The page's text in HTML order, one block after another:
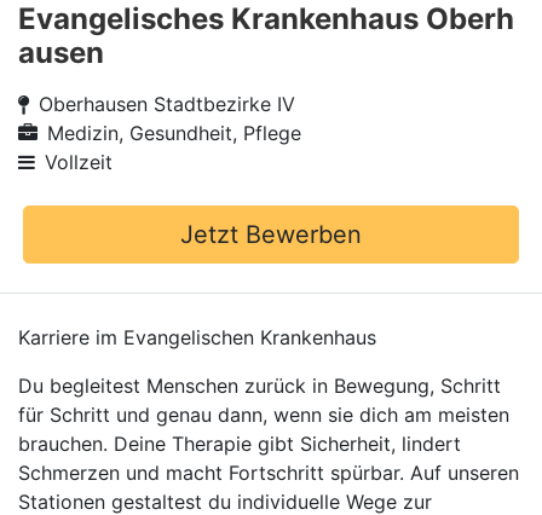
Evangelisches Krankenhaus Oberh
ausen
Oberhausen Stadtbezirke IV
Medizin, Gesundheit, Pflege
Vollzeit
Jetzt Bewerben
Karriere im Evangelischen Krankenhaus
Du begleitest Menschen zurück in Bewegung, Schritt
für Schritt und genau dann, wenn sie dich am meisten
brauchen. Deine Therapie gibt Sicherheit, lindert
Schmerzen und macht Fortschritt spürbar. Auf unseren
Stationen gestaltest du individuelle Wege zur